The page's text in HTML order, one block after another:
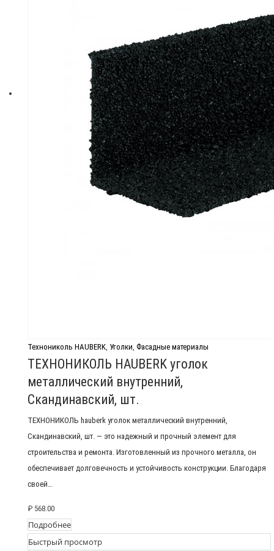
Технониколь HAUBERK, Уголки, Фасадные материалы
ТЕХНОНИКОЛЬ HAUBERK уголок
металлический внутренний,
Скандинавский, шт.
ТЕХНОНИКОЛЬ hauberk уголок металлический внутренний,
Скандинавский, шт. — это надежный и прочный элемент для
строительства и ремонта. Изготовленный из прочного металла, он
обеспечивает долговечность и устойчивость конструкции. Благодаря
своей…
₽ 568.00
Подробнее
Быстрый просмотр